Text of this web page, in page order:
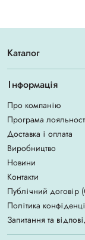
Каталог
Інформація
Про компанію
Програма
Доставка і оплата
Виробництво
Новини
Контакти
Публічний договір
Політика
Запитання та